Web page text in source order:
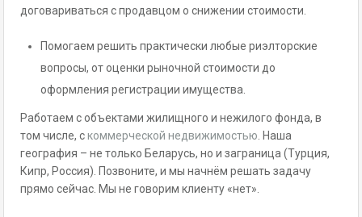
договариваться с продавцом о снижении стоимости.
Помогаем решить практически любые риэлторские
вопросы, от оценки рыночной стоимости до
оформления регистрации имущества.
Работаем с объектами жилищного и нежилого фонда, в
том числе, скоммерческой недвижимостью . Наша
география – не только Беларусь, но и заграница (Турция,
Кипр, Россия). Позвоните, и мы начнём решать задачу
прямо сейчас. Мы не говорим клиенту «нет».